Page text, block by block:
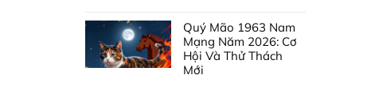
Quý Mão 1963 Nam
Mạng Năm 2026: Cơ
Hội Và Thử Thách
Mới